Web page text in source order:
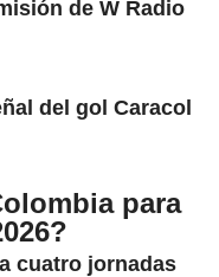
de W Radio
del gol Caracol
para
cuatro jornadas